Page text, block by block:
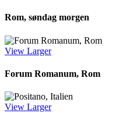
Rom, søndag morgen
View Larger
Forum Romanum, Rom
View Larger